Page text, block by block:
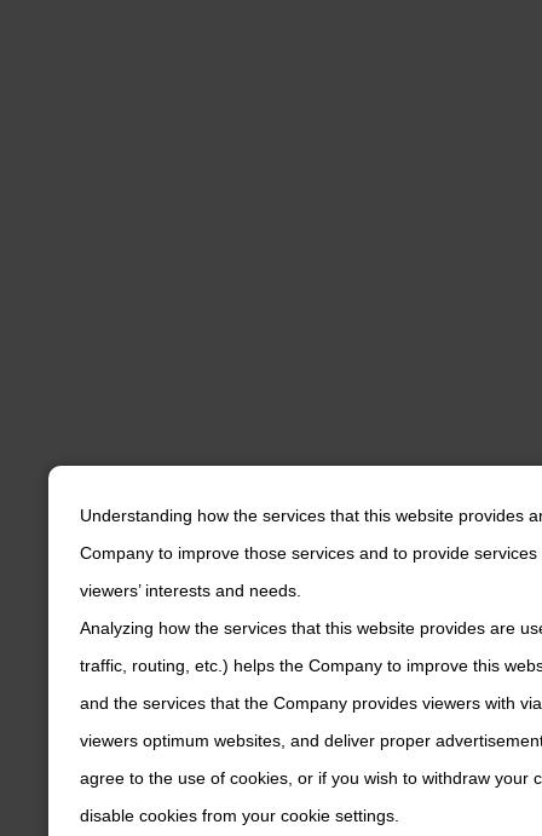
Understanding how the services that this website provides
Company to improve those services and to provide
viewers’ interests and needs.
Analyzing how the services that this website provides are
traffic, routing, etc.) helps the Company to improve this
and the services that the Company provides viewers with
viewers optimum websites, and deliver proper
agree to the use of cookies, or if you wish to withdraw your
disable cookies from your cookie settings.